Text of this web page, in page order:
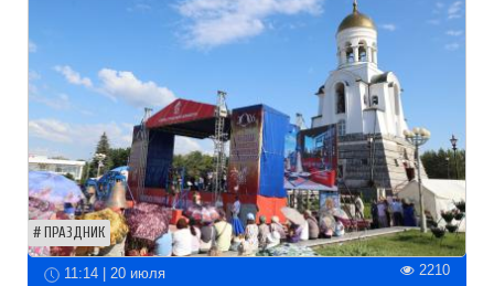
ПРАЗДНИК
11:14 | 20 июля 2210